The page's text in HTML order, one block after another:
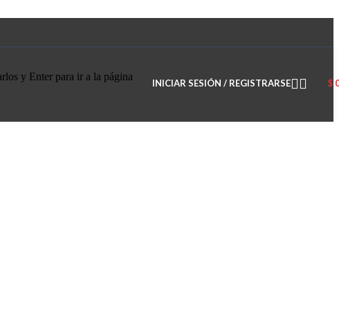
y Enter para ir a la página
INICIAR SESIÓN / REGISTRARSE $